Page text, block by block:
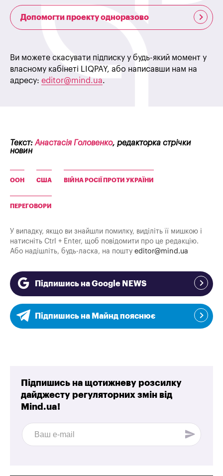
Допомогти проекту одноразово
Ви можете скасувати підписку у будь-який момент у
власному кабінеті LIQPAY, або написавши нам на
адресу: editor@mind.ua.
Текст: Анастасія Головенко, редакторка стрічки
новин
ООН США ВІЙНА РОСІЇ ПРОТИ УКРАЇНИ
ПЕРЕГОВОРИ
У випадку, якщо ви знайшли помилку, виділіть її мишкою і
натисніть Ctrl + Enter, щоб повідомити про це редакцію.
Або надішліть, будь-ласка, на пошту editor@mind.ua
Підпишись на Google NEWS
Підпишись на Майнд пояснює
Підпишись на щотижневу розсилку
дайджесту регуляторних змін від
Mind.ua!